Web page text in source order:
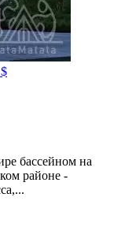
бассейном на
районе -